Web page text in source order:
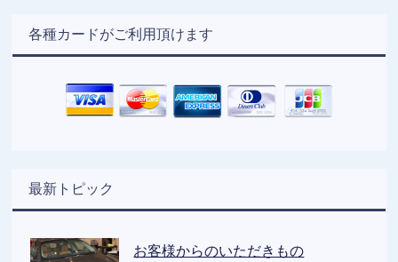
各種カードがご利用頂けます
最新トピック
お客様からのいただきもの